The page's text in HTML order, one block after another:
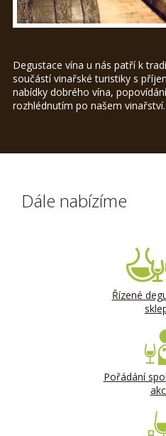
Degustace vína u nás patří k
součástí vinařské turistiky s
nabídky dobrého vína,
rozhlédnutím po našem vinařství.
Dále nabízíme
Řízené
Pořádání